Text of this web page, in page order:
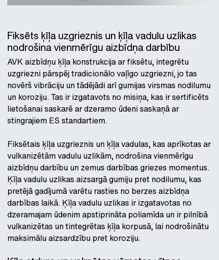
Fiksēts ķīļa uzgrieznis un ķīļa vadulu uzlikas
nodrošina vienmērīgu aizbīdņa darbību
AVK aizbīdņu ķīļa konstrukcija ar fiksētu, integrētu
uzgriezni pārspēj tradicionālo vaļīgo uzgriezni, jo tas
novērš vibrāciju un tādējādi arī gumijas virsmas nodilumu
un koroziju. Tas ir izgatavots no misiņa, kas ir sertificēts
lietošanai saskarē ar dzeramo ūdeni saskaņā ar
stingrajiem ES standartiem.
Fiksētais ķīļa uzgrieznis un ķīļa vadulas, kas aprīkotas ar
vulkanizētām vadulu uzlikām, nodrošina vienmērīgu
aizbīdņu darbību un zemus darbības griezes momentus.
Ķīļa vadulu uzlikas aizsargā gumiju pret nodilumu, kas
pretējā gadījumā varētu rasties no berzes aizbīdņa
darbības laikā. Ķīļa vadulu uzlikas ir izgatavotas no
dzeramajam ūdenim apstiprināta poliamīda un ir pilnībā
vulkanizētas un tintegrētas ķīļa korpusā, lai nodrošinātu
maksimālu aizsardzību pret koroziju.